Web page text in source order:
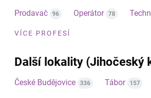
Prodavač 96 Operátor 78
VÍCE PROFESÍ
Další lokality (Jihočeský
České Budějovice 336 Tábor 157